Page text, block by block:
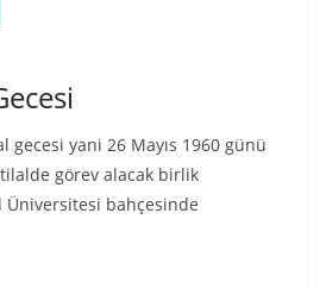
gecesi yani 26 Mayıs 1960 günü
görev alacak birlik
Üniversitesi bahçesinde